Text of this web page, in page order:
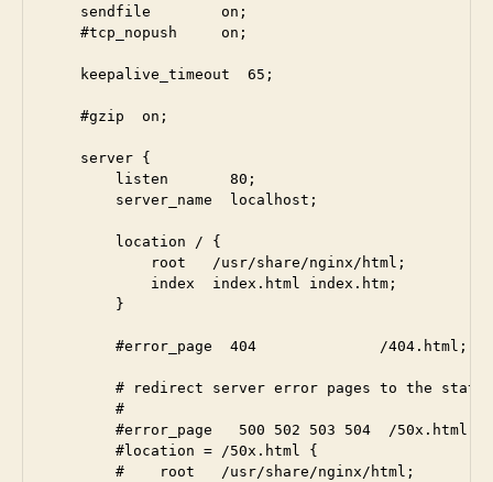
    sendfile        on;
    #tcp_nopush     on;
    keepalive_timeout  65;
    #gzip  on;
    server {
        listen       80;
        server_name  localhost;
        location / {
            root   /usr/share/nginx/html;
            index  index.html index.htm;
        }
        #error_page  404              /404.html;
# redirect server error pages to the
        #
        #error_page   500 502 503 504  /50x.html;
        #location = /50x.html {
        #    root   /usr/share/nginx/html;